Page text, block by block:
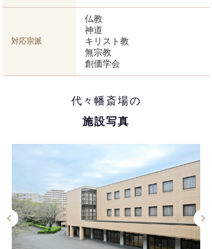
対応宗派
仏教
神道
キリスト教
無宗教
創価学会
代々幡斎場の
施設写真